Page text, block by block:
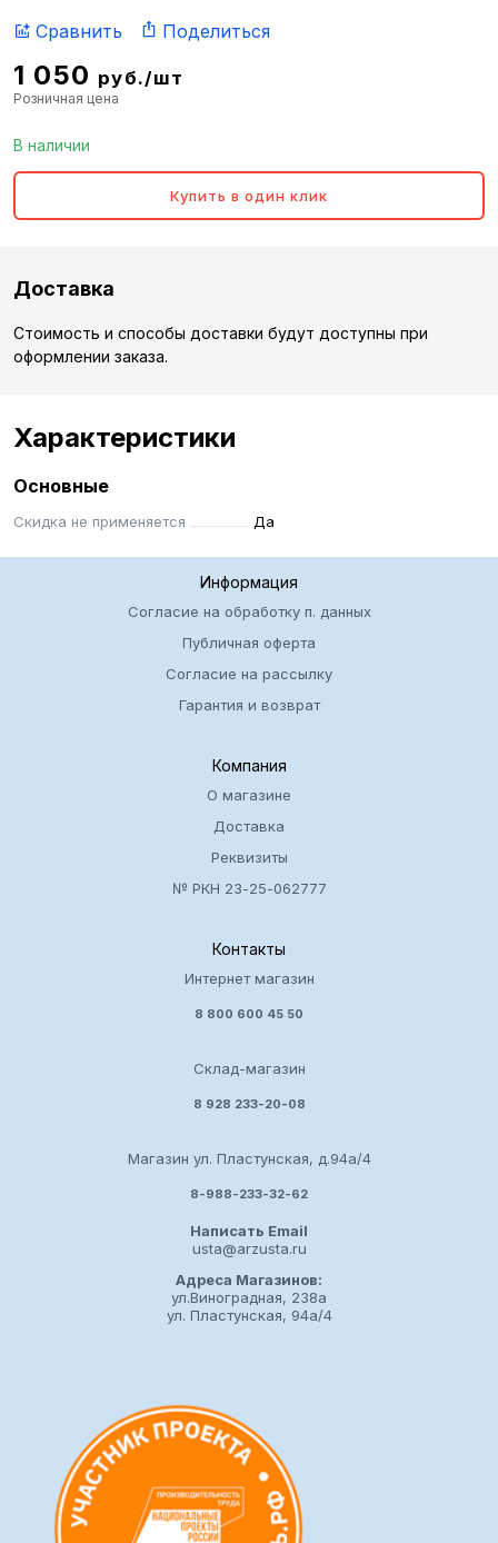
Сравнить Поделиться
1 050 руб./шт
Розничная цена
В наличии
Купить в один клик
Доставка
Стоимость и способы доставки будут доступны при
оформлении заказа.
Характеристики
Основные
Скидка не применяется Да
Информация
Согласие на обработку п. данных
Публичная оферта
Согласие на рассылку
Гарантия и возврат
Компания
О магазине
Доставка
Реквизиты
№ РКН 23-25-062777
Контакты
Интернет магазин
8 800 600 45 50
Склад-магазин
8 928 233-20-08
Магазин ул. Пластунская, д.94а/4
8-988-233-32-62
Написать Email
usta@arzusta.ru
Адреса Магазинов:
ул.Виноградная, 238а
ул. Пластунская, 94а/4